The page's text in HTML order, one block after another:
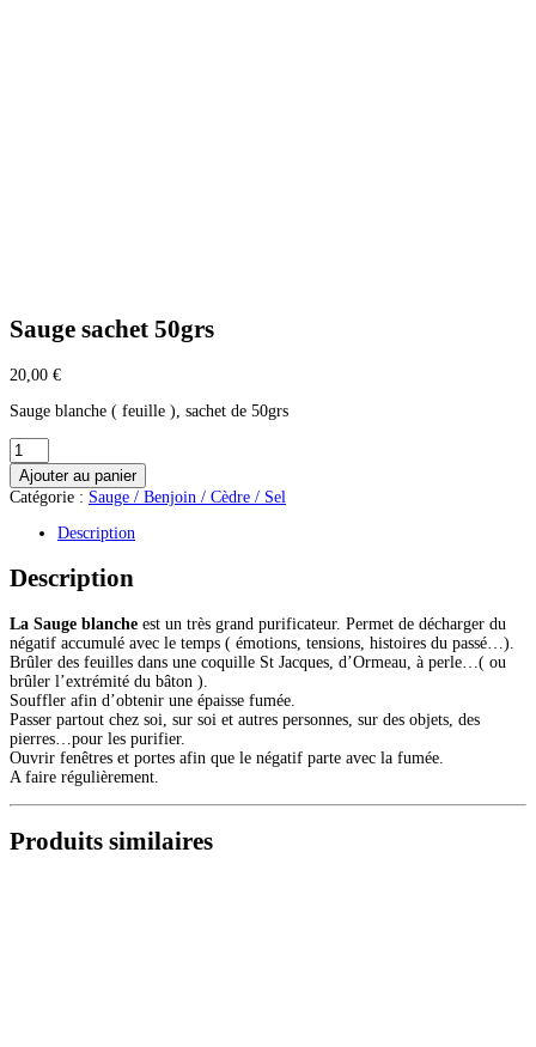
Sauge sachet 50grs
20,00 €
Sauge blanche ( feuille ), sachet de 50grs
quantité
de
Sauge
sachet
Ajouter au panier
Catégorie : Sauge / Benjoin / Cèdre / Sel
Description
Description
La Sauge blanche est un très grand purificateur. Permet de décharger du
négatif accumulé avec le temps ( émotions, tensions, histoires du passé…).
Brûler des feuilles dans une coquille St Jacques, d’Ormeau, à perle…( ou
brûler l’extrémité du bâton ).
Souffler afin d’obtenir une épaisse fumée.
Passer partout chez soi, sur soi et autres personnes, sur des objets, des
pierres…pour les purifier.
Ouvrir fenêtres et portes afin que le négatif parte avec la fumée.
A faire régulièrement.
Produits similaires